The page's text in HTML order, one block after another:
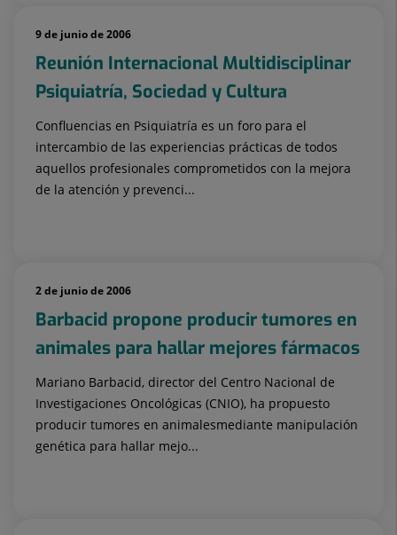
9 de junio de 2006
Reunión Internacional Multidisciplinar
Psiquiatría, Sociedad y Cultura
Confluencias en Psiquiatría es un foro para el
intercambio de las experiencias prácticas de todos
aquellos profesionales comprometidos con la mejora
de la atención y prevenci...
2 de junio de 2006
Barbacid propone producir tumores en
animales para hallar mejores fármacos
Mariano Barbacid, director del Centro Nacional de
Investigaciones Oncológicas (CNIO), ha propuesto
producir tumores en animalesmediante manipulación
genética para hallar mejo...